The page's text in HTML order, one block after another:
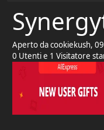
Aperto da cookiekush,
0 Utenti e 1 Visitatore